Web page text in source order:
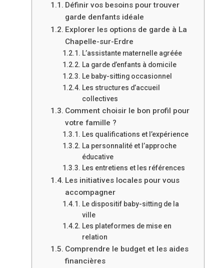
Définir vos besoins pour trouver
garde denfants idéale
Explorer les options de garde à La
Chapelle-sur-Erdre
L’assistante maternelle agréée
La garde d’enfants à domicile
Le baby-sitting occasionnel
Les structures d’accueil
collectives
Comment choisir le bon profil pour
votre famille ?
Les qualifications et l’expérience
La personnalité et l’approche
éducative
Les entretiens et les références
Les initiatives locales pour vous
accompagner
Le dispositif baby-sitting de la
ville
Les plateformes de mise en
relation
Comprendre le budget et les aides
financières